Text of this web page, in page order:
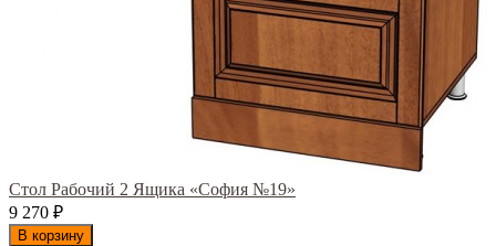
Стол Рабочий 2 Ящика «София №19»
9 270 ₽
В корзину